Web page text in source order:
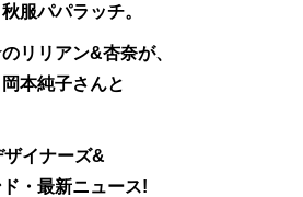
服パパラッチ。
リリアン&杏奈が、
本純子さんと
ザイナーズ&
・最新ニュース!